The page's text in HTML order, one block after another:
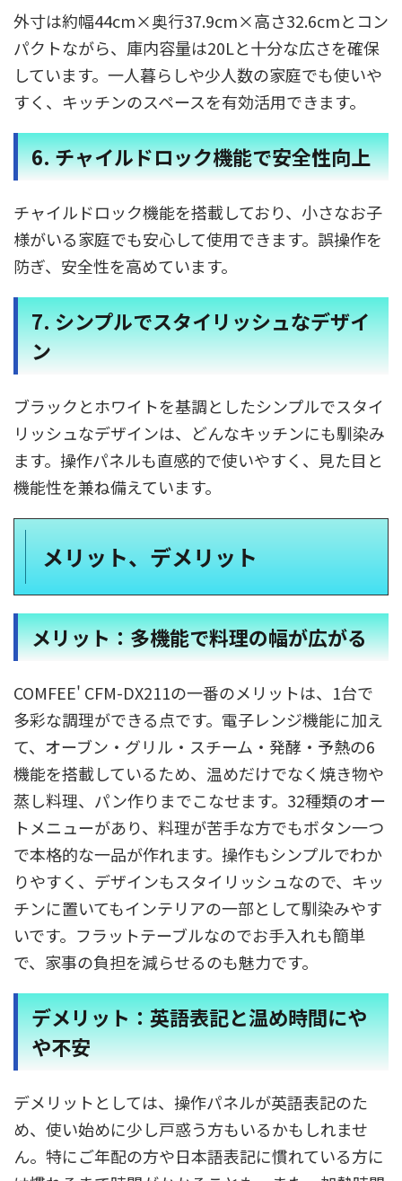
外寸は約幅44cm×奥行37.9cm×高さ32.6cmとコン
パクトながら、庫内容量は20Lと十分な広さを確保
しています。​一人暮らしや少人数の家庭でも使いや
すく、キッチンのスペースを有効活用できます。 ​
6. チャイルドロック機能で安全性向上
チャイルドロック機能を搭載しており、小さなお子
様がいる家庭でも安心して使用できます。​誤操作を
防ぎ、安全性を高めています。 ​
7. シンプルでスタイリッシュなデザイ
ン
ブラックとホワイトを基調としたシンプルでスタイ
リッシュなデザインは、どんなキッチンにも馴染み
ます。​操作パネルも直感的で使いやすく、見た目と
機能性を兼ね備えています。
メリット、デメリット
メリット：多機能で料理の幅が広がる
COMFEE' CFM-DX211の一番のメリットは、1台で
多彩な調理ができる点です。電子レンジ機能に加え
て、オーブン・グリル・スチーム・発酵・予熱の6
機能を搭載しているため、温めだけでなく焼き物や
蒸し料理、パン作りまでこなせます。32種類のオー
トメニューがあり、料理が苦手な方でもボタン一つ
で本格的な一品が作れます。操作もシンプルでわか
りやすく、デザインもスタイリッシュなので、キッ
チンに置いてもインテリアの一部として馴染みやす
いです。フラットテーブルなのでお手入れも簡単
で、家事の負担を減らせるのも魅力です。
デメリット：英語表記と温め時間にや
や不安
デメリットとしては、操作パネルが英語表記のた
め、使い始めに少し戸惑う方もいるかもしれませ
ん。特にご年配の方や日本語表記に慣れている方に